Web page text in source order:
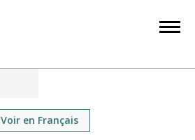
Voir en Français